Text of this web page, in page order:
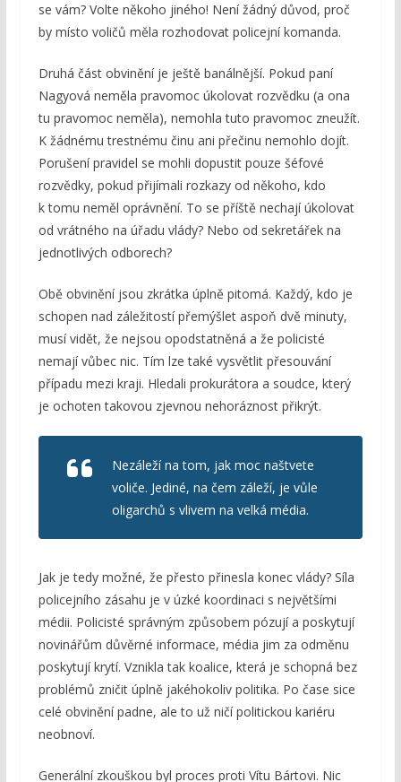
se vám? Volte někoho jiného! Není žádný důvod, proč
by místo voličů měla rozhodovat policejní komanda.
Druhá část obvinění je ještě banálnější. Pokud paní
Nagyová neměla pravomoc úkolovat rozvědku (a ona
tu pravomoc neměla), nemohla tuto pravomoc zneužít.
K žádnému trestnému činu ani přečinu nemohlo dojít.
Porušení pravidel se mohli dopustit pouze šéfové
rozvědky, pokud přijímali rozkazy od někoho, kdo
k tomu neměl oprávnění. To se příště nechají úkolovat
od vrátného na úřadu vlády? Nebo od sekretářek na
jednotlivých odborech?
Obě obvinění jsou zkrátka úplně pitomá. Každý, kdo je
schopen nad záležitostí přemýšlet aspoň dvě minuty,
musí vidět, že nejsou opodstatněná a že policisté
nemají vůbec nic. Tím lze také vysvětlit přesouvání
případu mezi kraji. Hledali prokurátora a soudce, který
je ochoten takovou zjevnou nehoráznost přikrýt.
Nezáleží na tom, jak moc naštvete
voliče. Jediné, na čem záleží, je vůle
oligarchů s vlivem na velká média.
Jak je tedy možné, že přesto přinesla konec vlády? Síla
policejního zásahu je v úzké koordinaci s největšími
médii. Policisté správným způsobem pózují a poskytují
novinářům důvěrné informace, média jim za odměnu
poskytují krytí. Vznikla tak koalice, která je schopná bez
problémů zničit úplně jakéhokoliv politika. Po čase sice
celé obvinění padne, ale to už ničí politickou kariéru
neobnoví.
Generální zkouškou byl proces proti Vítu Bártovi. Nic